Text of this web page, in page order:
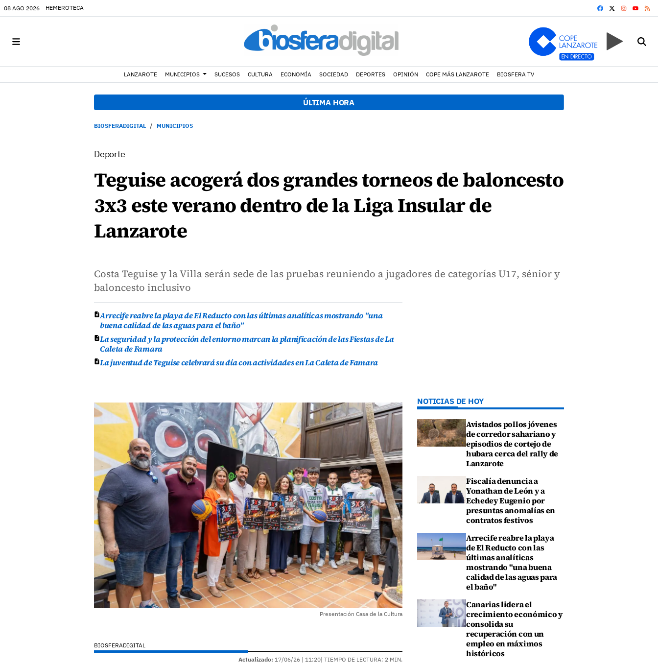
08 AGO 2026 HEMEROTECA FACEBOOK
YOUTUBE
LANZAROTE MUNICIPIOS SUCESOS CULTURA ECONOMÍA SOCIEDAD DEPORTES OPINIÓN COPE MÁS LANZAROTE BIOSFERA TV
ÚLTIMA HORA
BIOSFERADIGITAL MUNICIPIOS
Deporte
Teguise acogerá dos grandes torneos de baloncesto
3x3 este verano dentro de la Liga Insular de
Lanzarote
Costa Teguise y la Villa serán sede de las pruebas reuniendo a jugadores de categorías U17, sénior y
baloncesto inclusivo
Arrecife reabre la playa de El Reducto con las últimas analíticas mostrando "una
buena calidad de las aguas para el baño"
La seguridad y la protección del entorno marcan la planificación de las Fiestas de La
Caleta de Famara
La juventud de Teguise celebrará su día con actividades en La Caleta de Famara
Presentación Casa de la Cultura
BIOSFERADIGITAL
Actualizado: 17/06/26 | 11:20| TIEMPO DE LECTURA: 2 MIN.
NOTICIAS DE HOY
Avistados pollos jóvenes
de corredor sahariano y
episodios de cortejo de
hubara cerca del rally de
Lanzarote
Fiscalía denuncia a
Yonathan de León y a
Echedey Eugenio por
presuntas anomalías en
contratos festivos
Arrecife reabre la playa
de El Reducto con las
últimas analíticas
mostrando "una buena
calidad de las aguas para
el baño"
Canarias lidera el
crecimiento económico y
consolida su
recuperación con un
empleo en máximos
históricos